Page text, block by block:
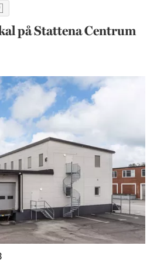
på Stattena Centrum
Lager med lastbrygga i södra